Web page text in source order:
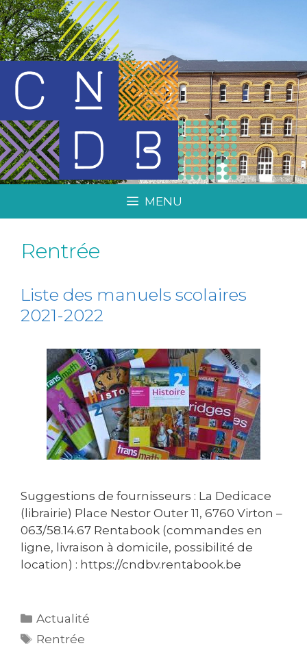
MENU
Rentrée
Liste des manuels scolaires
2021-2022
Suggestions de fournisseurs : La Dedicace
(librairie) Place Nestor Outer 11, 6760 Virton –
063/58.14.67 Rentabook (commandes en
ligne, livraison à domicile, possibilité de
location) : https://cndbv.rentabook.be
Actualité
Rentrée